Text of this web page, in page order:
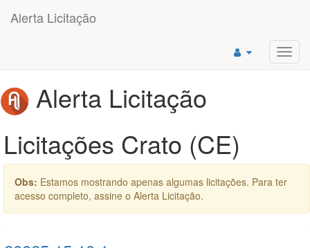
Alerta Licitação
Alerta Licitação
Licitações Crato (CE)
Obs: Estamos mostrando apenas algumas licitações. Para ter
acesso completo, assine o Alerta Licitação.